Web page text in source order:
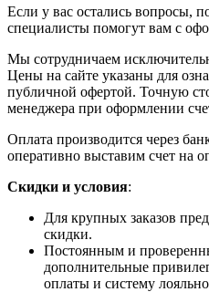
Если у вас остались вопросы,
специалисты помогут вам с
Мы сотрудничаем
Цены на сайте указаны для
публичной офертой. Точную
менеджера при оформлении
Оплата производится через
оперативно выставим счет на
Скидки и условия:
Для крупных заказов
скидки.
Постоянным и
дополнительные
оплаты и систему